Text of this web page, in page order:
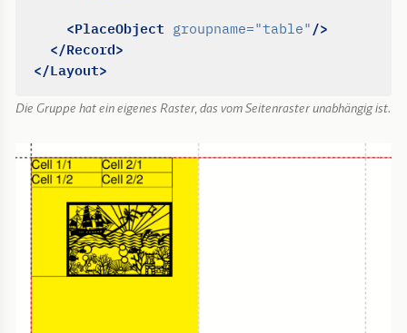
<PlaceObject groupname="table"/>
</Record>
</Layout>
Die Gruppe hat ein eigenes Raster, das vom Seitenraster unabhängig ist.